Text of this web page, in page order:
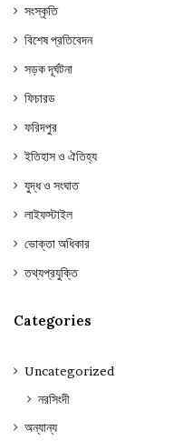
সংস্কৃতি
বিশেষ প্রতিবেদন
সড়ক দূর্ঘটনা
ফিচারড
ফরিদপুর
ইতিহাস ও ঐতিহ্য
যুদ্ধ ও সংঘাত
লাইফস্টাইল
ভোক্তা অধিকার
তথ্যপ্রযুক্তি
Categories
Uncategorized
নরসিংদী
অন্যান্য